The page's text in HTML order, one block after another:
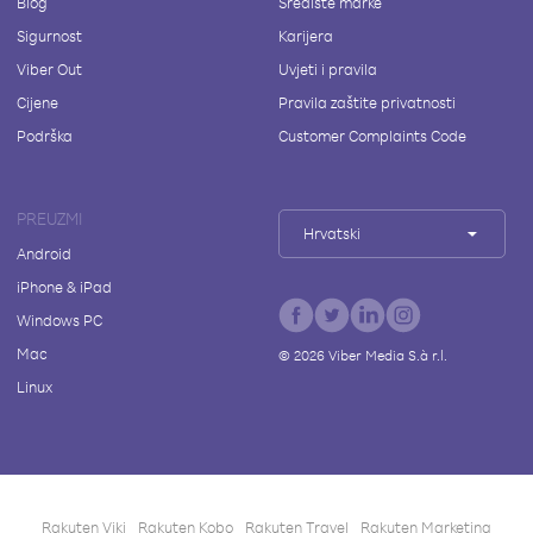
Sigurnost
Viber Out
Cijene
Podrška
Karijera
Uvjeti i pravila
Pravila zaštite privatnosti
Customer Complaints Code
PREUZMI
Android
iPhone & iPad
Windows PC
Mac
Linux
Hrvatski
© 2026Viber Media S.à r.l.
Rakuten Viki Rakuten Kobo Rakuten Travel Rakuten Marketing